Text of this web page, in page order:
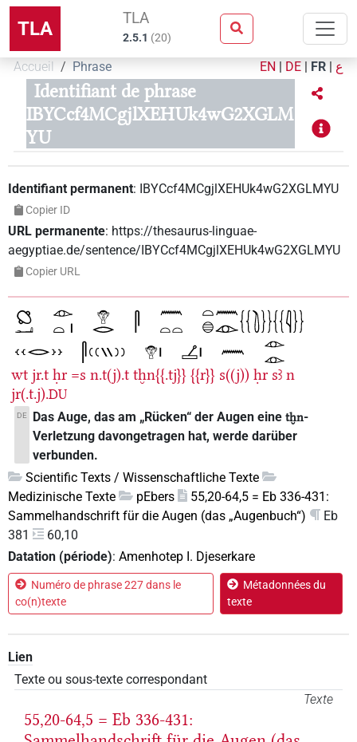
TLA TLA
2.5.1 (20)
Accueil Phrase EN | DE | FR | ع
Identifiant de phrase
IBYCcf4MCgjlXEHUk4wG2XGLM
YU
Identifiant permanent: IBYCcf4MCgjlXEHUk4wG2XGLMYU
Copier ID
URL permanente: https://thesaurus-linguae-
aegyptiae.de/sentence/IBYCcf4MCgjlXEHUk4wG2XGLMYU
Copier URL
wt jr.t ḥr =s n.t(j).t tḫn{{.tj}} {{r}} s((j)) ḥr sꜣ n
jr(.t.j).DU
DE Das Auge, das am „Rücken“ der Augen einetḫn-
Verletzung davongetragen hat, werde darüber
verbunden.
Scientific Texts / Wissenschaftliche Texte
Medizinische Texte
pEbers
55,20-64,5 = Eb 336-431:
Sammelhandschrift für die Augen (das „Augenbuch“)
Eb
381
60,10
Datation (période): Amenhotep I. Djeserkare
Numéro de phrase 227 dans le
co(n)texte
Métadonnées du
texte
Lien
Texte ou sous-texte correspondant
Texte
55,20-64,5 = Eb 336-431: